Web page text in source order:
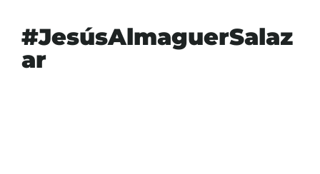
#JesúsAlmaguerSalaz
ar